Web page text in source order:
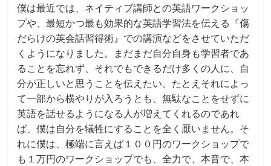
僕は最近では、ネイティブ講師との英語ワークショッ
プや、最短かつ最も効果的な英語学習法を伝える『傷
だらけの英会話習得術』での講演などをさせていただ
くようになりました。まだまだ自分自身も学習者であ
ることを忘れず、それでもできるだけ多くの人に、自
分が正しいと思うことを伝えたい。たとえそれによっ
て一部から横やりが入ろうとも、無駄なことをせずに
英語を話せるようになる人が増えてくれるのであれ
ば、僕は自分を犠牲にすることを全く厭いません。そ
れに僕は、極端に言えば１００円のワークショップで
も１万円のワークショップでも、全力で、本音で、本